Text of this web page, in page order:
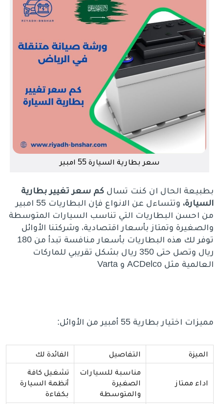
سعر بطارية السيارة 55 امبير
بطبيعة الحال ان كنت تسالكم سعر تغيير بطارية
السيارة،
وتتساءل عن الانواع فإن البطاريات 55 امبير
من احسن البطاريات التي تناسب السيارات المتوسطة
والصغيرة وتمتاز بأسعار اقتصادية، وشركتنا الأوائل
توفر لك هذه البطاريات بأسعار منافسة تبدأ من 180
ريال وتصل حتى 350 ريال بشكل تقريبي للماركات
العالمية مثل ACDelco و Varta
مميزات اختيار بطارية 55 أمبير من الأوائل:
الميزة التفاصيل الفائدة لك
اداء ممتاز
مناسبة للسيارات
الصغيرة
والمتوسطة
تشغيل كافة
أنظمة السيارة
بكفاءة